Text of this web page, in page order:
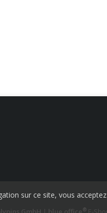
®
sur ce site, vous